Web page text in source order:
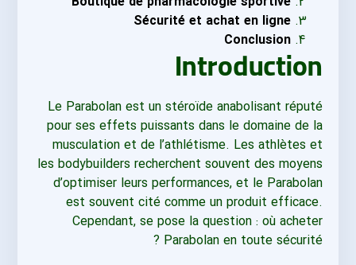
Sécurité et achat en ligne
Conclusion
Introduction
Le Parabolan est un stéroïde anabolisant réputé
pour ses effets puissants dans le domaine de la
musculation et de l’athlétisme. Les athlètes et
les bodybuilders recherchent souvent des moyens
d’optimiser leurs performances, et le Parabolan
est souvent cité comme un produit efficace.
Cependant, se pose la question : où acheter
Parabolan en toute sécurité ?